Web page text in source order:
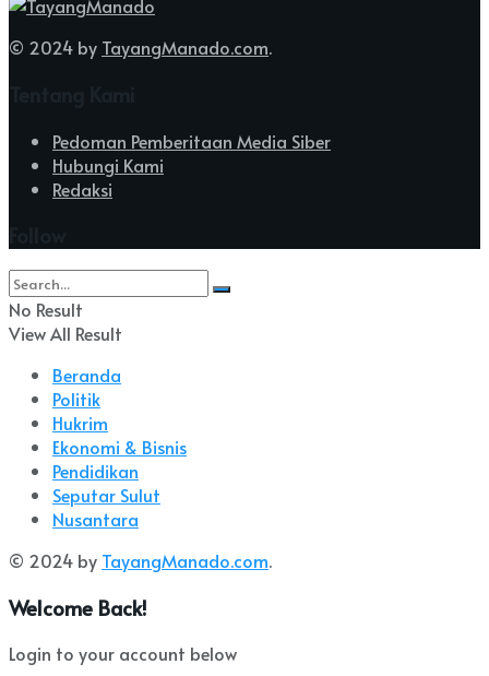
© 2024 by TayangManado.com.
Pedoman Pemberitaan Media Siber
Hubungi Kami
Redaksi
No Result
View All Result
Beranda
Politik
Hukrim
Ekonomi & Bisnis
Pendidikan
Seputar Sulut
Nusantara
© 2024 by TayangManado.com.
Welcome Back!
Login to your account below